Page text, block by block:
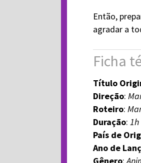
Então,
agradar a
Ficha
Título
Direção:
Roteiro:
Duração: 1h
País de
Ano de